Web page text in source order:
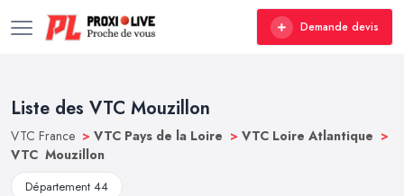
Demande devis
Liste des VTC Mouzillon
VTC France > VTC Pays de la Loire > VTC Loire Atlantique >
VTC Mouzillon
Département 44